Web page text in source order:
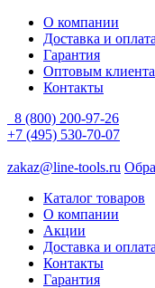
О компании
Доставка и оплата
Гарантия
Оптовым
Контакты
8 (800) 200-97-26
+7 (495) 530-70-07
zakaz@line-tools.ru
Каталог товаров
О компании
Акции
Доставка и оплата
Контакты
Гарантия